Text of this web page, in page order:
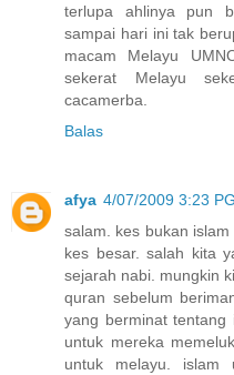
terlupa ahlinya pun
sampai hari ini tak
macam Melayu
sekerat Melayu
cacamerba.
Balas
afya 4/07/2009 3:23 PG
salam. kes bukan
kes besar. salah kita
sejarah nabi. mungkin
quran sebelum
yang berminat tentang
untuk mereka
untuk melayu. islam